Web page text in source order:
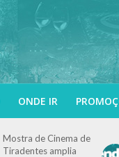
ONDE IR
Mostra de Cinema de
Tiradentes amplia